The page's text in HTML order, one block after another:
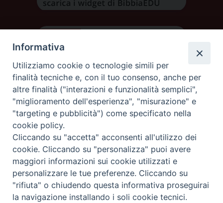
DIOCESI DI AOSTA
DIOCÈSE D'AOSTE
Rue Mgr de Sales 3/A 11100 Aosta
tel. 0165.238515 | fax: 0165.238517
Informativa
Utilizziamo cookie o tecnologie simili per
finalità tecniche e, con il tuo consenso, anche per
altre finalità ("interazioni e funzionalità semplici",
"miglioramento dell'esperienza", "misurazione" e
"targeting e pubblicità") come specificato nella
cookie policy.
Cliccando su "accetta" acconsenti all'utilizzo dei
cookie. Cliccando su "personalizza" puoi avere
maggiori informazioni sui cookie utilizzati e
personalizzare le tue preferenze. Cliccando su
"rifiuta" o chiudendo questa informativa proseguirai
la navigazione installando i soli cookie tecnici.